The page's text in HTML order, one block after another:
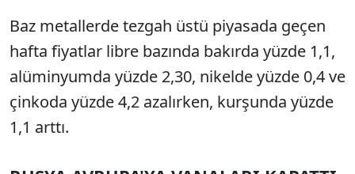
Baz metallerde tezgah üstü piyasada geçen
hafta fiyatlar libre bazında bakırda yüzde 1,1,
alüminyumda yüzde 2,30, nikelde yüzde 0,4 ve
çinkoda yüzde 4,2 azalırken, kurşunda yüzde
1,1 arttı.